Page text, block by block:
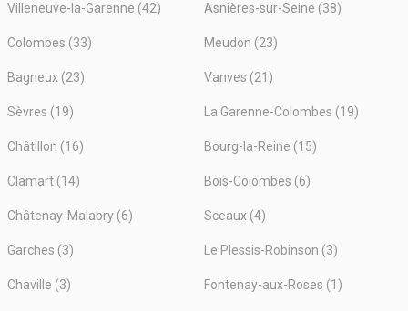
Villeneuve-la-Garenne (42) Asnières-sur-Seine (38)
Colombes (33) Meudon (23)
Bagneux (23) Vanves (21)
Sèvres (19) La Garenne-Colombes (19)
Châtillon (16) Bourg-la-Reine (15)
Clamart (14) Bois-Colombes (6)
Châtenay-Malabry (6) Sceaux (4)
Garches (3) Le Plessis-Robinson (3)
Chaville (3) Fontenay-aux-Roses (1)